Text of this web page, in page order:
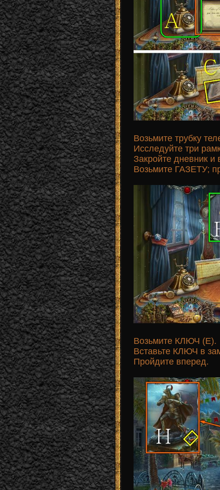
Возьмите трубку
Исследуйте три
Закройте дневник и
Возьмите ГАЗЕТУ;
Возьмите КЛЮЧ (E).
Вставьте КЛЮЧ в
Пройдите вперед.